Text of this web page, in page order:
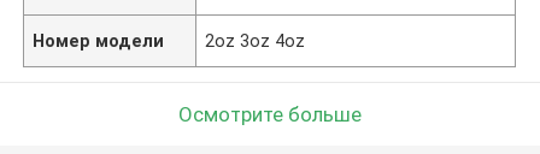
Номер модели 2oz 3oz 4oz
Осмотрите больше